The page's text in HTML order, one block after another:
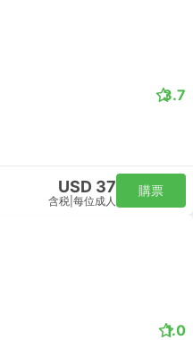
3.7
USD 37
含税 每位成人
購票
1.0